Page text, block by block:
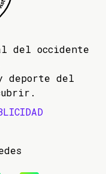
del occidente
deporte del